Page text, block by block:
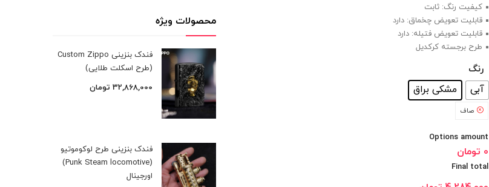
کیفیت رنگ: ثابت
قابلیت تعویض چخماق: دارد
قابلیت تعویض فتیله: دارد
طرح برجسته کرکدیل
رنگ
آبی مشکی براق
صاف
Options amount
0 تومان
Final total
محصولات ویژه
فندک بنزینی Custom Zippo
(طرح اسکلت طلایی)
32,868,000 تومان
فندک بنزینی طرح لوکوموتیو
(Punk Steam locomotive)
اورجینال